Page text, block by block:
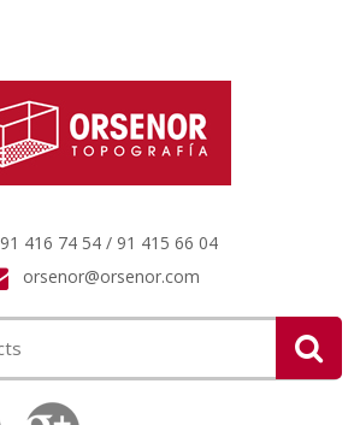
91 416 74 54 / 91 415 66 04
orsenor@orsenor.com